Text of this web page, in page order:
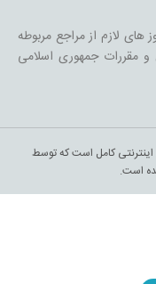
لازم از مراجع مربوطه
و مقررات جمهوری اسلامی
اینترنتی کامل است که توسط
است.